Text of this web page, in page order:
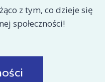
z tym, co dzieje się
społeczności!